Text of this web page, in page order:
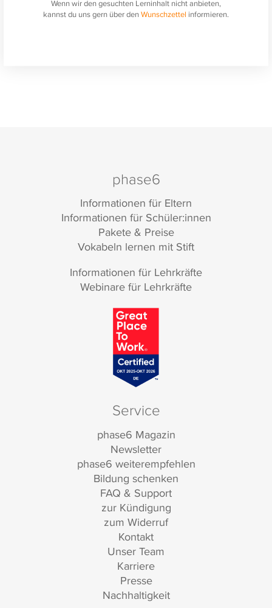
Wenn wir den gesuchten Lerninhalt nicht anbieten,
kannst du uns gern über denWunschzettel informieren.
phase6
Informationen für Eltern
Informationen für Schüler:innen
Pakete & Preise
Vokabeln lernen mit Stift
Informationen für Lehrkräfte
Webinare für Lehrkräfte
Service
phase6 Magazin
Newsletter
phase6 weiterempfehlen
Bildung schenken
FAQ & Support
zur Kündigung
zum Widerruf
Kontakt
Unser Team
Karriere
Presse
Nachhaltigkeit